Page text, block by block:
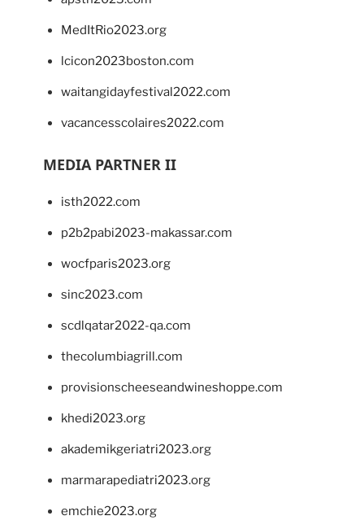
MedItRio2023.org
lcicon2023boston.com
waitangidayfestival2022.com
vacancesscolaires2022.com
MEDIA PARTNER II
isth2022.com
p2b2pabi2023-makassar.com
wocfparis2023.org
sinc2023.com
scdlqatar2022-qa.com
thecolumbiagrill.com
provisionscheeseandwineshoppe.com
khedi2023.org
akademikgeriatri2023.org
marmarapediatri2023.org
emchie2023.org